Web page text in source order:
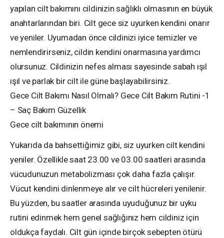
yapılan cilt bakımını cildinizin sağlıklı olmasının en büyük
anahtarlarından biri. Cilt gece siz uyurken kendini onarır
ve yeniler. Uyumadan önce cildinizi iyice temizler ve
nemlendirirseniz, cildin kendini onarmasına yardımcı
olursunuz. Cildinizin nefes alması sayesinde sabah ışıl
ışıl ve parlak bir cilt ile güne başlayabilirsiniz.
Gece Cilt Bakımı Nasıl Olmalı? Gece Cilt Bakım Rutini -1
– Saç Bakım Güzellik
Gece cilt bakımının önemi
Yukarıda da bahsettiğimiz gibi, siz uyurken cilt kendini
yeniler. Özellikle saat 23.00 ve 03.00 saatleri arasında
vücudunuzun metabolizması çok daha fazla çalışır.
Vücut kendini dinlenmeye alır ve cilt hücreleri yenilenir.
Bu yüzden, bu saatler arasında uyuduğunuz bir uyku
rutini edinmek hem genel sağlığınız hem cildiniz için
oldukça faydalı. Cilt gün içinde birçok sebepten ötürü